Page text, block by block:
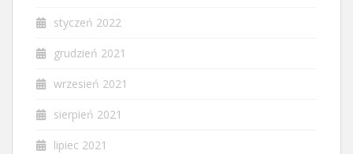
styczeń 2022
grudzień 2021
wrzesień 2021
sierpień 2021
lipiec 2021